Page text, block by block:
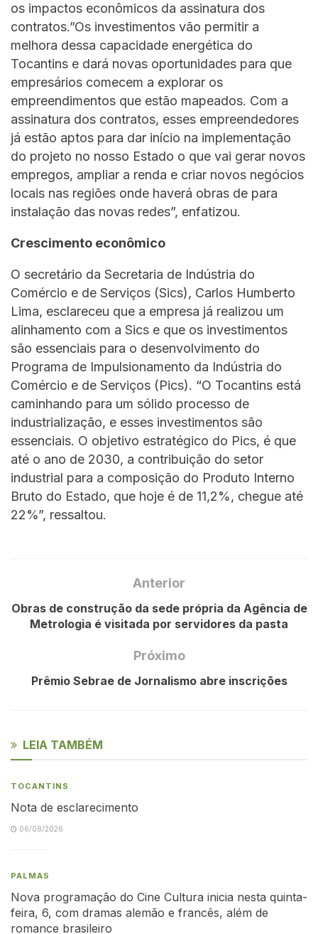
os impactos econômicos da assinatura dos
contratos.”Os investimentos vão permitir a
melhora dessa capacidade energética do
Tocantins e dará novas oportunidades para que
empresários comecem a explorar os
empreendimentos que estão mapeados. Com a
assinatura dos contratos, esses empreendedores
já estão aptos para dar início na implementação
do projeto no nosso Estado o que vai gerar novos
empregos, ampliar a renda e criar novos negócios
locais nas regiões onde haverá obras de para
instalação das novas redes”, enfatizou.
Crescimento econômico
O secretário da Secretaria de Indústria do
Comércio e de Serviços (Sics), Carlos Humberto
Lima, esclareceu que a empresa já realizou um
alinhamento com a Sics e que os investimentos
são essenciais para o desenvolvimento do
Programa de Impulsionamento da Indústria do
Comércio e de Serviços (Pics). “O Tocantins está
caminhando para um sólido processo de
industrialização, e esses investimentos são
essenciais. O objetivo estratégico do Pics, é que
até o ano de 2030, a contribuição do setor
industrial para a composição do Produto Interno
Bruto do Estado, que hoje é de 11,2%, chegue até
22%”, ressaltou.
Anterior
Obras de construção da sede própria da Agência de
Metrologia é visitada por servidores da pasta
Próximo
Prêmio Sebrae de Jornalismo abre inscrições
LEIA TAMBÉM
TOCANTINS
Nota de esclarecimento
06/08/2026
PALMAS
Nova programação do Cine Cultura inicia nesta quinta-
feira, 6, com dramas alemão e francês, além de
romance brasileiro